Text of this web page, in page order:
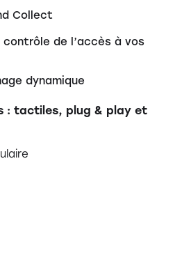
Collect
de l’accès à vos
dynamique
: tactiles, plug & play et